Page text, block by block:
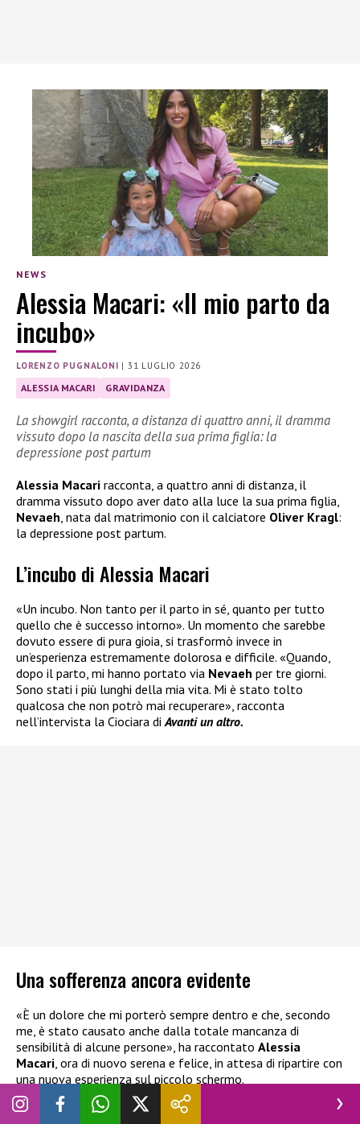
NEWS
Alessia Macari: «Il mio parto da
incubo»
LORENZO PUGNALONI |31 LUGLIO 2026
ALESSIA MACARI GRAVIDANZA
La showgirl racconta, a distanza di quattro anni, il dramma
vissuto dopo la nascita della sua prima figlia: la
depressione post partum
Alessia Macari racconta, a quattro anni di distanza, il
dramma vissuto dopo aver dato alla luce la sua prima figlia,
Nevaeh , nata dal matrimonio con il calciatore Oliver Kragl:
la depressione post partum.
L’incubo di Alessia Macari
«Un incubo. Non tanto per il parto in sé, quanto per tutto
quello che è successo intorno». Un momento che sarebbe
dovuto essere di pura gioia, si trasformò invece in
un’esperienza estremamente dolorosa e difficile. «Quando,
dopo il parto, mi hanno portato via Nevaeh per tre giorni.
Sono stati i più lunghi della mia vita. Mi è stato tolto
qualcosa che non potrò mai recuperare», racconta
nell’intervista la Ciociara diAvanti un altro.
Una sofferenza ancora evidente
«È un dolore che mi porterò sempre dentro e che, secondo
me, è stato causato anche dalla totale mancanza di
sensibilità di alcune persone», ha raccontato Alessia
Macari, ora di nuovo serena e felice, in attesa di ripartire con
una nuova esperienza sul piccolo schermo.